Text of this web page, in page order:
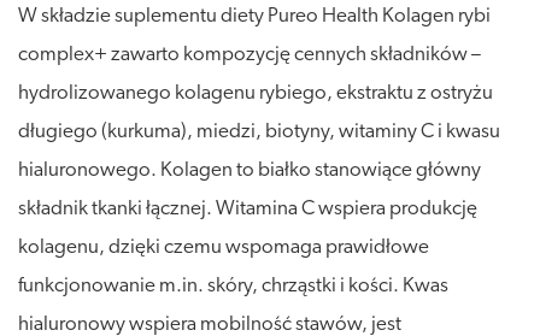
W składzie suplementu diety Pureo Health Kolagen rybi
complex+ zawarto kompozycję cennych składników –
hydrolizowanego kolagenu rybiego, ekstraktu z ostryżu
długiego (kurkuma), miedzi, biotyny, witaminy C i kwasu
hialuronowego. Kolagen to białko stanowiące główny
składnik tkanki łącznej. Witamina C wspiera produkcję
kolagenu, dzięki czemu wspomaga prawidłowe
funkcjonowanie m.in. skóry, chrząstki i kości. Kwas
hialuronowy wspiera mobilność stawów, jest